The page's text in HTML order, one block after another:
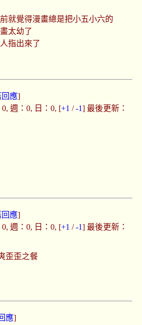
就覺得漫畫總是把小五小六的
太幼了
指出來了
回應]
週：0, 日：0, [+1 /-1] 最後更新：
回應]
週：0, 日：0, [+1 /-1] 最後更新：
歪歪之餐
應]